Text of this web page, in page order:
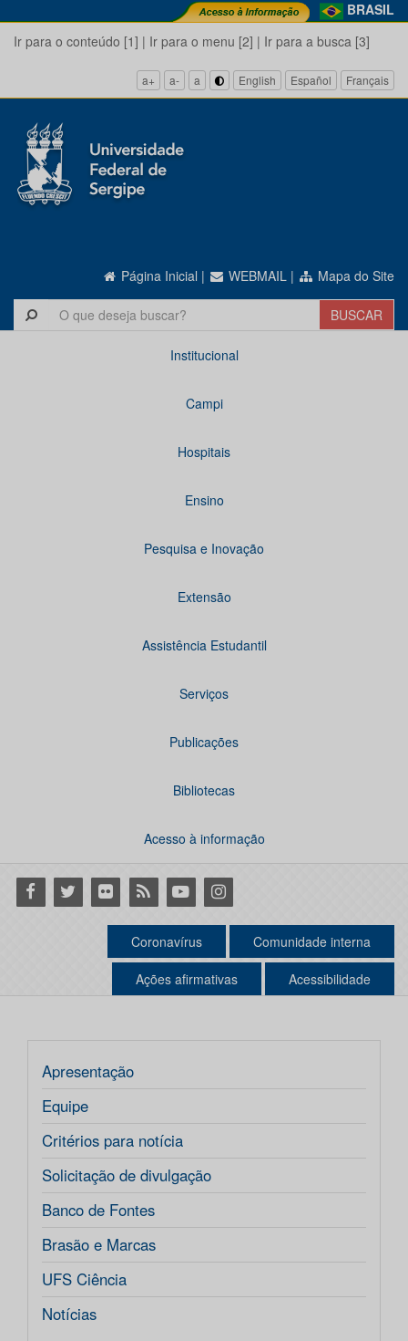
BRASIL
Ir para o conteúdo [1] | Ir para o menu [2] | Ir para a busca [3]
a+ a- a English Español Français
Página Inicial | WEBMAIL | Mapa do Site
Institucional
Campi
Hospitais
Ensino
Pesquisa e Inovação
Extensão
Assistência Estudantil
Serviços
Publicações
Bibliotecas
Acesso à informação
Facebook
Twitter Flickr RSS YoutubeInstagram
Coronavírus Comunidade interna
Ações afirmativas Acessibilidade
Apresentação
Equipe
Critérios para notícia
Solicitação de divulgação
Banco de Fontes
Brasão e Marcas
UFS Ciência
Notícias